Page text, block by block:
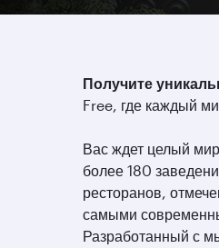
Получите
Free, где каждый
Вас ждет целый
более 180
ресторанов,
самыми
Разработанный с